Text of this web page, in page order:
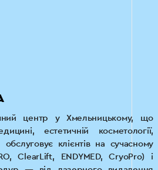
центр у Хмельницькому, що
естетичній косметології,
клієнтів на сучасному
ClearLift, ENDYMED, CryoPro) і